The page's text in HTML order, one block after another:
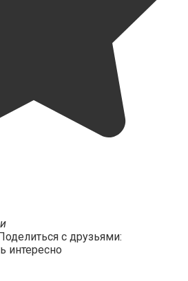
с друзьями:
интересно